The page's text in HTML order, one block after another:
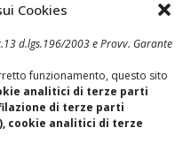
Cookies
d.lgs.196/2003 e Provv. Garante
funzionamento, questo sito
analitici di terze parti
di terze parti
cookie analitici di terze